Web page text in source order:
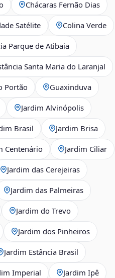
Chácaras Fernão Dias
Satélite Colina Verde
Parque de Atibaia
Santa Maria do Laranjal
Portão Guaxinduva
Jardim Alvinópolis
Brasil Jardim Brisa
Centenário Jardim Ciliar
Jardim das Cerejeiras
Jardim das Palmeiras
Jardim do Trevo
Jardim dos Pinheiros
Jardim Estância Brasil
Imperial Jardim Ipê